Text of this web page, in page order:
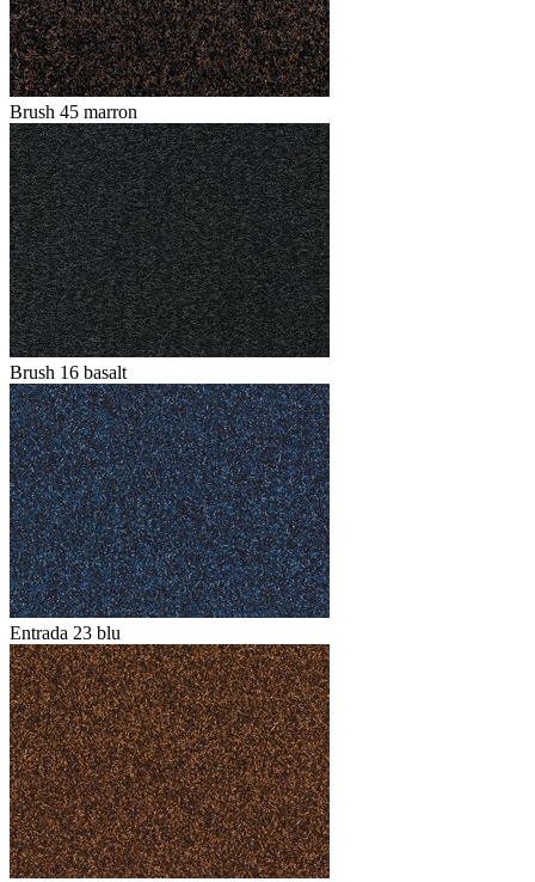
Brush 45 marron
Brush 16 basalt
Entrada 23 blu